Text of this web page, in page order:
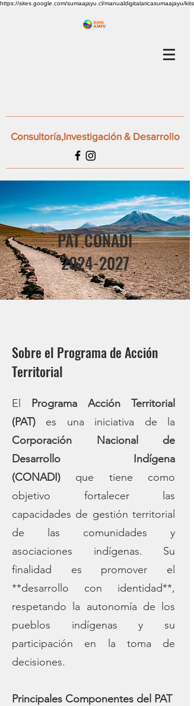
https://sites.google.com/sumaajayu.cl/manualdigitalaricasumaajayu/kits
Consultoría,Investigación & Desarrollo
PAT CONADI
2024-2027
Sobre el Programa de Acción
Territorial
El Programa Acción Territorial
(PAT) es una iniciativa de la
Corporación Nacional de
Desarrollo Indígena
(CONADI) que tiene como
objetivo fortalecer las
capacidades de gestión territorial
de las comunidades y
asociaciones indígenas. Su
finalidad es promover el
**desarrollo con identidad**,
respetando la autonomía de los
pueblos indígenas y su
participación en la toma de
decisiones.
Principales Componentes del PAT